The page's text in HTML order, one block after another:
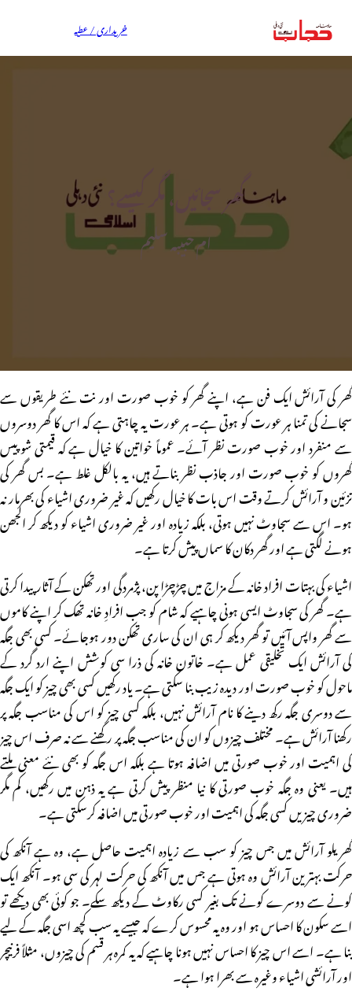
خریداری / عطیہ
گھر سجائیں، مگر کیسے؟
ام حبیبہ سلیم
گھر کی آرائش ایک فن ہے، اپنے گھر کو خوب صورت اور نت نئے طریقوں سے
سجانے کی تمنا ہر عورت کو ہوتی ہے۔ ہر عورت یہ چاہتی ہے کہ اس کا گھر دوسروں
سے منفرد اور خوب صورت نظر آئے۔ عموماً خواتین کا خیال ہے کہ قیمتی شوپیس
گھروں کو خوب صورت اور جاذب نظر بناتے ہیں، یہ بالکل غلط ہے۔ بس گھر کی
تزئین و آرائش کرتے وقت اس بات کا خیال رکھیں کہ غیر ضروری اشیاء کی بھرمار نہ
ہو۔ اس سے سجاوٹ نہیں ہوتی، بلکہ زیادہ اور غیر ضروری اشیاء کو دیکھ کر الجھن
ہونے لگتی ہے اور گھر دکان کا سماں پیش کرتا ہے۔
اشیاء کی بہتات افراد خانہ کے مزاج میں چڑچڑا پن، پژمردگی اور تھکن کے آثار پیدا کرتی
ہے۔ گھر کی سجاوٹ ایسی ہونی چاہیے کہ شام کو جب افرادِ خانہ تھک کر اپنے کاموں
سے گھر واپس آئیں تو گھر دیکھ کر ہی ان کی ساری تھکن دور ہوجائے۔ کسی بھی جگہ
کی آرائش ایک تخلیقی عمل ہے۔ خاتون خانہ کی ذرا سی کوشش اپنے ارد گرد کے
ماحول کو خوب صورت اور دیدہ زیب بنا سکتی ہے۔ یاد رکھیں کسی بھی چیز کو ایک جگہ
سے دوسری جگہ رکھ دینے کا نام آرائش نہیں، بلکہ کسی چیز کو اس کی مناسب جگہ پر
رکھنا آرائش ہے۔ مختلف چیزوں کو ان کی مناسب جگہ پر رکھنے سے نہ صرف اس چیز
کی اہمیت اور خوب صورتی میں اضافہ ہوتا ہے بلکہ اس جگہ کو بھی نئے معنی ملتے
ہیں۔ یعنی وہ جگہ خوب صورتی کا نیا منظر پیش کرتی ہے یہ ذہن میں رکھیں، کم مگر
ضروری چیزیں کسی جگہ کی اہمیت اور خوب صورتی میں اضافہ کرسکتی ہے۔
گھریلو آرائش میں جس چیز کو سب سے زیادہ اہمیت حاصل ہے، وہ ہے آنکھ کی
حرکت بہترین آرائش وہ ہوتی ہے جس میں آنکھ کی حرکت لہر کی سی ہو۔ آنکھ ایک
کونے سے دوسرے کونے تک بغیر کسی رکاوٹ کے دیکھ سکے۔ جو کوئی بھی دیکھے تو
اسے سکون کا احساس ہو اور وہ یہ محسوس کرے کہ جیسے یہ سب کچھ اسی جگہ کے لیے
بنا ہے۔ اسے اس چیز کا احساس نہیں ہونا چاہیے کہ یہ کمرہ ہر قسم کی چیزوں، مثلاً فرنیچر
اور آرائشی اشیاء وغیرہ سے بھرا ہوا ہے۔